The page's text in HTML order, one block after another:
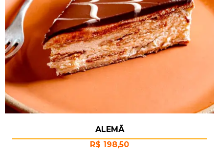
ALEMÃ
R$ 198,50